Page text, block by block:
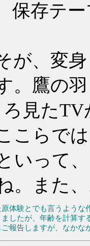
保存テ
、変身
。鷹の
ろ見た
こらで
いって
。また
体験とでも言うような
したが、年齢を計算
ご報告しますが、なか